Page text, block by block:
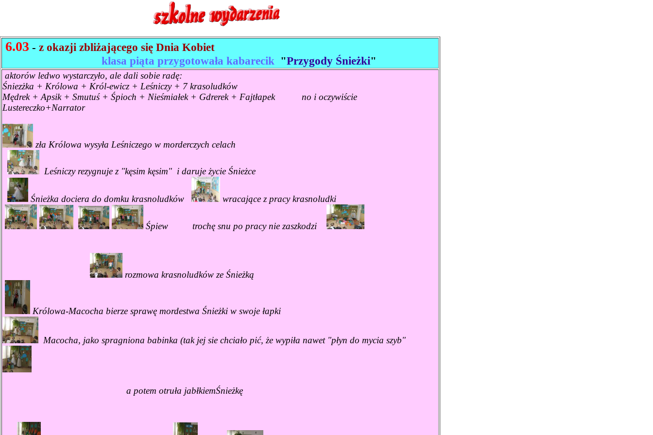
6.03 - z okazji zbliżającego się Dnia Kobiet
klasa piąta przygotowała kabarecik "Przygody Śnieżki"
aktorów ledwo wystarczyło, ale dali sobie radę:
Śniezżka + Królowa + Król-ewicz + Leśniczy + 7 krasoludków
Mędrek + Apsik + Smutuś + Śpioch + Nieśmiałek + Gdrerek + Fajtłapek no i oczywiście
Lustereczko+Narrator
zła Królowa wysyła Leśniczego w morderczych celach
Leśniczy rezygnuje z "kęsim kęsim" i daruje życie Śnieżce
Śnieżka dociera do domku krasnoludków wracające z pracy krasnoludki
Śpiew trochę snu po pracy nie zaszkodzi
rozmowa krasnoludków ze Śnieżką
Królowa-Macocha bierze sprawę mordestwa Śnieżki w swoje łapki
Macocha, jako spragniona babinka (tak jej sie chciało pić, że wypiła nawet "płyn do mycia szyb"
a potem otruła jabłkiemŚnieżkę